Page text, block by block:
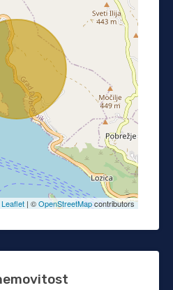
Leaflet | ©OpenStreetMapcontributors